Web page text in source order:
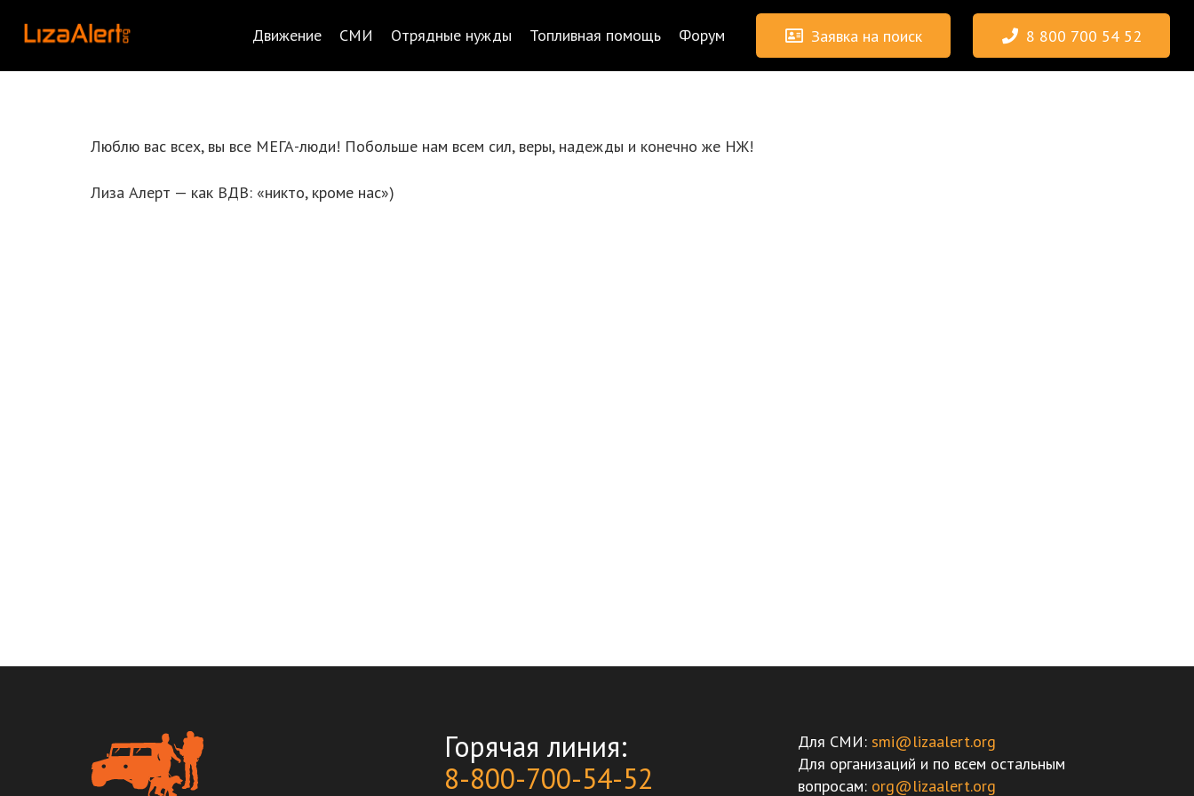
Движение СМИ Отрядные нужды Топливная помощь Форум Заявка на поиск 8 800 700 54 52
Люблю вас всех, вы все МЕГА-люди! Побольше нам всем сил, веры, надежды и конечно же НЖ!
Лиза Алерт — как ВДВ: «никто, кроме нас»)
Горячая линия:
8-800-700-54-52
Для СМИ: smi@lizaalert.org
Для организаций и по всем остальным
вопросам: org@lizaalert.org